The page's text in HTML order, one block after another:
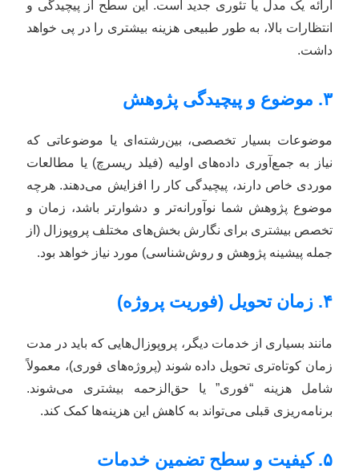
ارائه یک مدل یا تئوری جدید است. این سطح از پیچیدگی و
انتظارات بالا، به طور طبیعی هزینه بیشتری را در پی خواهد
داشت.
۳. موضوع و پیچیدگی پژوهش
موضوعات بسیار تخصصی، بین‌رشته‌ای یا موضوعاتی که
نیاز به جمع‌آوری داده‌های اولیه (فیلد ریسرچ) یا مطالعات
موردی خاص دارند، پیچیدگی کار را افزایش می‌دهند. هرچه
موضوع پژوهش شما نوآورانه‌تر و دشوارتر باشد، زمان و
تخصص بیشتری برای نگارش بخش‌های مختلف پروپوزال (از
جمله پیشینه پژوهش و روش‌شناسی) مورد نیاز خواهد بود.
۴. زمان تحویل (فوریت پروژه)
مانند بسیاری از خدمات دیگر، پروپوزال‌هایی که باید در مدت
زمان کوتاه‌تری تحویل داده شوند (پروژه‌های فوری)، معمولاً
شامل هزینه “فوری” یا حق‌الزحمه بیشتری می‌شوند.
برنامه‌ریزی قبلی می‌تواند به کاهش این هزینه‌ها کمک کند.
۵. کیفیت و سطح تضمین خدمات